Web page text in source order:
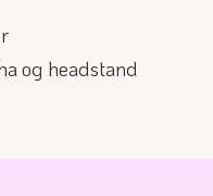
og headstand